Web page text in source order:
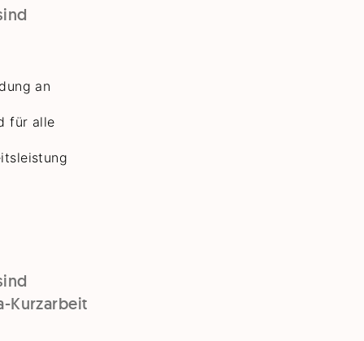
an
für alle
Kurzarbeit